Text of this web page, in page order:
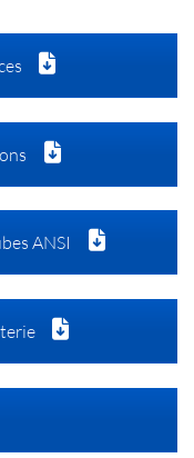
ANSI